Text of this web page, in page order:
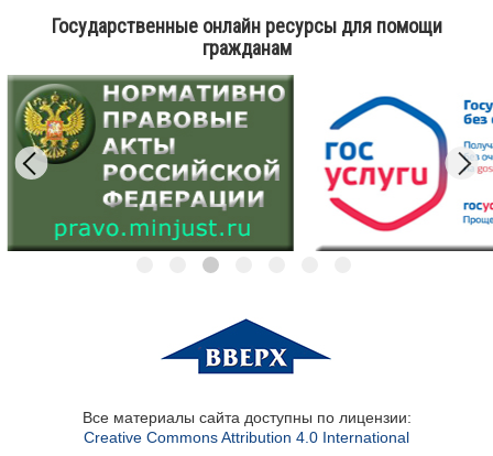
Государственные онлайн ресурсы для помощи
гражданам
Все материалы сайта доступны по лицензии:
Creative Commons Attribution 4.0 International